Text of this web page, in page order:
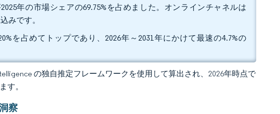
年の市場シェアの69.75%を占めました。オンラインチャネルは
みです。
を占めてトップであり、2026年～2031年にかけて最速の4.7%の
の独自推定フレームワークを使用して算出され、2026年時点で
す。
察